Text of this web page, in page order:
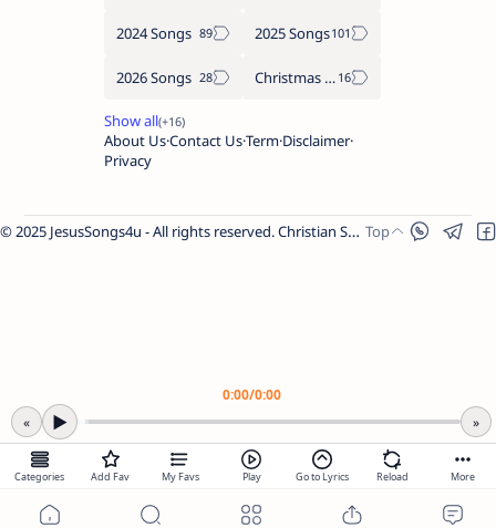
2024 Songs 2025 Songs
2026 Songs Christmas Songs
About UsContact UsTerm Disclaimer
Privacy
© 2025 JesusSongs4u - All rights reserved. Christian Songs | Bible-based Lyrics | Worship Music.
Categories Add Fav My Favs Play Go to Lyrics Reload More
2024 Songs
2023 Songs
2022 Songs
0:00/0:00
«
▶ »